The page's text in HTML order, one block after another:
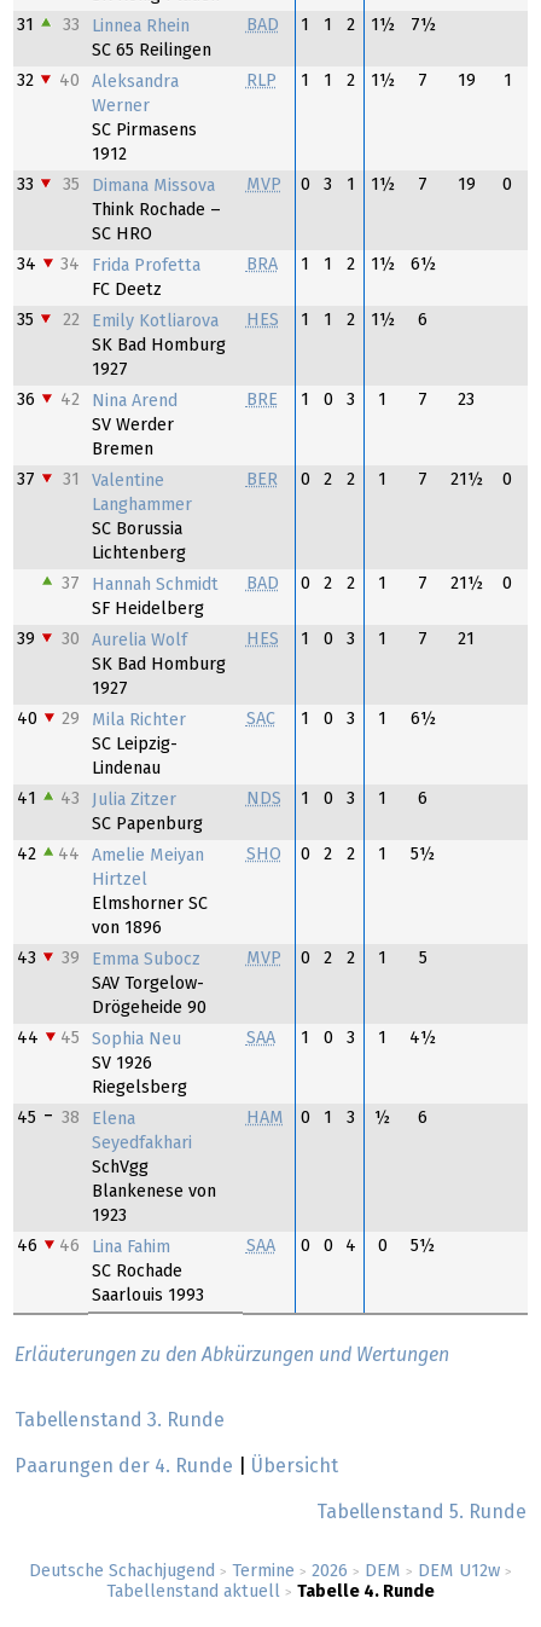
Deutsche Schachjugend > Termine > 2026 > DEM > DEM U12w >
Tabellenstand aktuell > Tabelle 4. Runde
31 33
Linnea Rhein
SC 65 Reilingen
BAD 1 1 2 1½ 7½
32 40
Aleksandra
Werner
SC Pirmasens
1912
RLP 1 1 2 1½ 7 19 1
33 35
Dimana Missova
Think Rochade –
SC HRO
MVP 0 3 1 1½ 7 19 0
34 34
Frida Profetta
FC Deetz
BRA 1 1 2 1½ 6½
35 22
Emily Kotliarova
SK Bad Homburg
1927
HES 1 1 2 1½ 6
36 42
Nina Arend
SV Werder
Bremen
BRE 1 0 3 1 7 23
37 31
Valentine
Langhammer
SC Borussia
Lichtenberg
BER 0 2 2 1 7 21½ 0
37
Hannah Schmidt
SF Heidelberg
BAD 0 2 2 1 7 21½ 0
39 30
Aurelia Wolf
SK Bad Homburg
1927
HES 1 0 3 1 7 21
40 29
Mila Richter
SC Leipzig-
Lindenau
SAC 1 0 3 1 6½
41 43
Julia Zitzer
SC Papenburg
NDS 1 0 3 1 6
42 44
Amelie Meiyan
Hirtzel
Elmshorner SC
von 1896
SHO 0 2 2 1 5½
43 39
Emma Subocz
SAV Torgelow-
Drögeheide 90
MVP 0 2 2 1 5
44 45
Sophia Neu
SV 1926
Riegelsberg
SAA 1 0 3 1 4½
45 38
Elena
Seyedfakhari
SchVgg
Blankenese von
1923
HAM 0 1 3 ½ 6
46 46
Lina Fahim
SC Rochade
Saarlouis 1993
SAA 0 0 4 0 5½
Erläuterungen zu den Abkürzungen und Wertungen
Tabellenstand 3. Runde
Paarungen der 4. Runde Übersicht
Tabellenstand 5. Runde